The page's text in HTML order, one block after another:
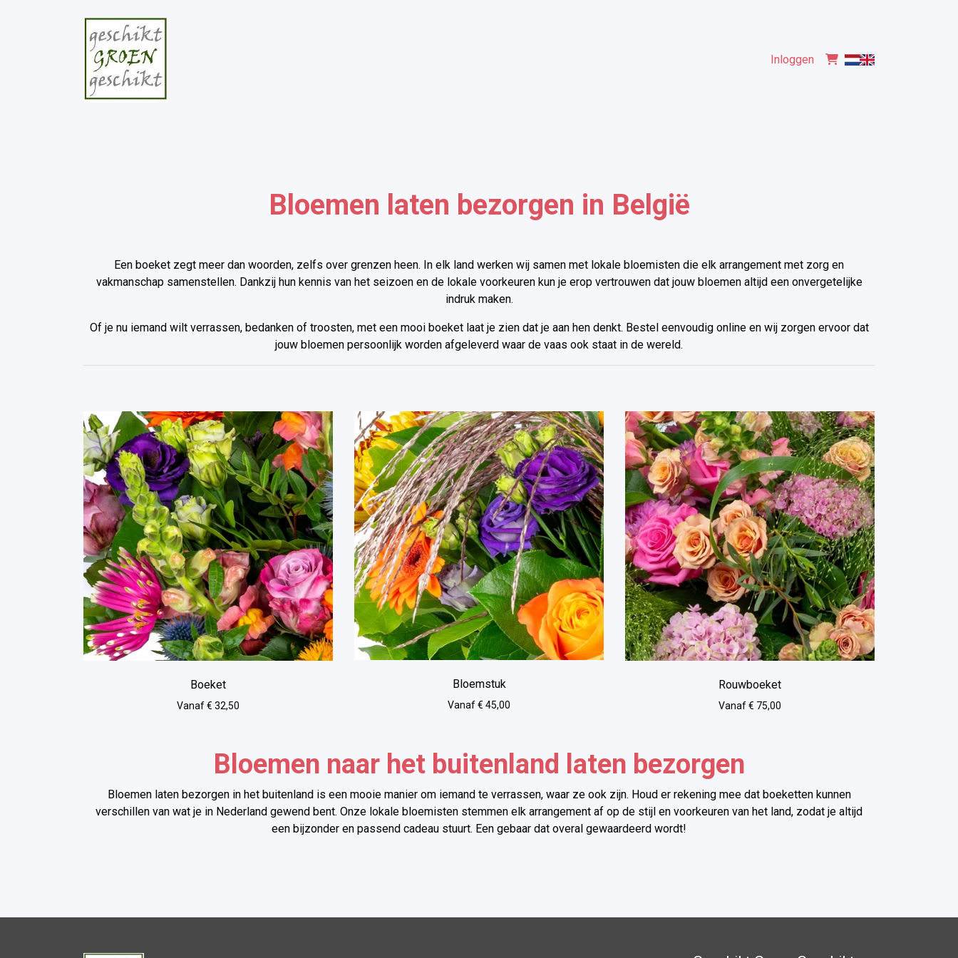
Inloggen
Bloemen laten bezorgen in België
Een boeket zegt meer dan woorden, zelfs over grenzen heen. In elk land werken wij samen met lokale bloemisten die elk arrangement met zorg en
vakmanschap samenstellen. Dankzij hun kennis van het seizoen en de lokale voorkeuren kun je erop vertrouwen dat jouw bloemen altijd een onvergetelijke
indruk maken.
Of je nu iemand wilt verrassen, bedanken of troosten, met een mooi boeket laat je zien dat je aan hen denkt. Bestel eenvoudig online en wij zorgen ervoor dat
jouw bloemen persoonlijk worden afgeleverd waar de vaas ook staat in de wereld.
Boeket
Vanaf € 32,50
Bloemstuk
Vanaf € 45,00
Rouwboeket
Vanaf € 75,00
Bloemen naar het buitenland laten bezorgen
Bloemen laten bezorgen in het buitenland is een mooie manier om iemand te verrassen, waar ze ook zijn. Houd er rekening mee dat boeketten kunnen
verschillen van wat je in Nederland gewend bent. Onze lokale bloemisten stemmen elk arrangement af op de stijl en voorkeuren van het land, zodat je altijd
een bijzonder en passend cadeau stuurt. Een gebaar dat overal gewaardeerd wordt!